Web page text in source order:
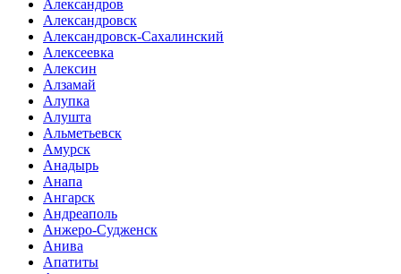
Александров
Александровск
Александровск-Сахалинский
Алексеевка
Алексин
Алзамай
Алупка
Алушта
Альметьевск
Амурск
Анадырь
Анапа
Ангарск
Андреаполь
Анжеро-Судженск
Анива
Апатиты